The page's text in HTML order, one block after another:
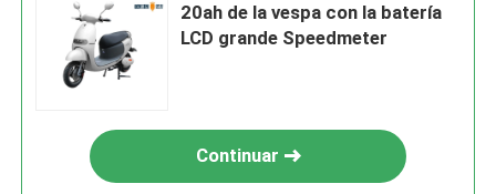
20ah de la vespa con la batería
LCD grande Speedmeter
Continuar